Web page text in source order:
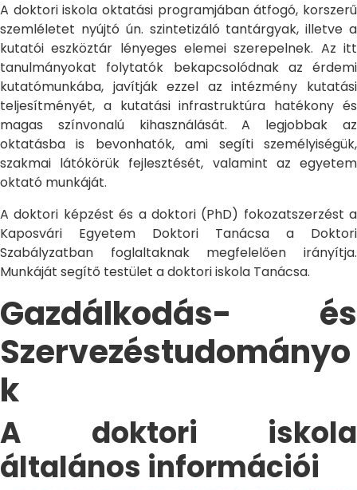
A doktori iskola oktatási programjában átfogó, korszerű
szemléletet nyújtó ún. szintetizáló tantárgyak, illetve a
kutatói eszköztár lényeges elemei szerepelnek. Az itt
tanulmányokat folytatók bekapcsolódnak az érdemi
kutatómunkába, javítják ezzel az intézmény kutatási
teljesítményét, a kutatási infrastruktúra hatékony és
magas színvonalú kihasználását. A legjobbak az
oktatásba is bevonhatók, ami segíti személyiségük,
szakmai látókörük fejlesztését, valamint az egyetem
oktató munkáját.
A doktori képzést és a doktori (PhD) fokozatszerzést a
Kaposvári Egyetem Doktori Tanácsa a Doktori
Szabályzatban foglaltaknak megfelelően irányítja.
Munkáját segítő testület a doktori iskola Tanácsa.
Gazdálkodás- és
Szervezéstudományo
k
A doktori iskola
általános információi